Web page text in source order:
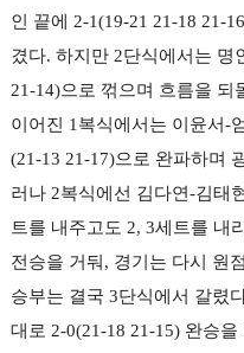
인 끝에 2-1(19-21 21-18 21-
겼다. 하지만 2단식에서는 명
21-14)으로 꺾으며 흐름을 되
이어진 1 복식에서는 이윤서-
(21-13 21-17)으로 완파하며
러나 2복식에선 김다연-김태
트를 내주고도 2, 3세트를 내
전승을 거둬, 경기는 다시 원
승부는 결국 3단식에서 갈렸
대로 2-0(21-18 21-15) 완승을